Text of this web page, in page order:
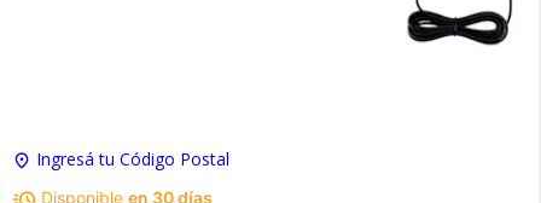
Ingresá tu Código Postal
Disponible en 30 días
×